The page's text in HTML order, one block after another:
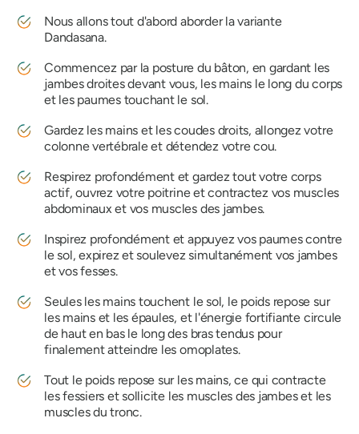
Nous allons tout d'abord aborder la variante
Dandasana.
Commencez par la posture du bâton, en gardant les
jambes droites devant vous, les mains le long du corps
et les paumes touchant le sol.
Gardez les mains et les coudes droits, allongez votre
colonne vertébrale et détendez votre cou.
Respirez profondément et gardez tout votre corps
actif, ouvrez votre poitrine et contractez vos muscles
abdominaux et vos muscles des jambes.
Inspirez profondément et appuyez vos paumes contre
le sol, expirez et soulevez simultanément vos jambes
et vos fesses.
Seules les mains touchent le sol, le poids repose sur
les mains et les épaules, et l'énergie fortifiante circule
de haut en bas le long des bras tendus pour
finalement atteindre les omoplates.
Tout le poids repose sur les mains, ce qui contracte
les fessiers et sollicite les muscles des jambes et les
muscles du tronc.